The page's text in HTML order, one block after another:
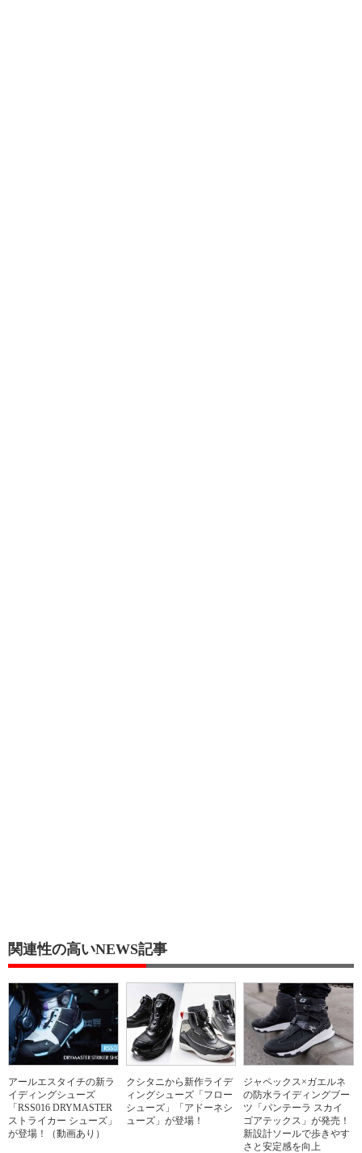
関連性の高いNEWS記事
アールエスタイチの新ラ
イディングシューズ
「RSS016 DRYMASTER
ストライカー シューズ」
が登場！（動画あり）
クシタニから新作ライデ
ィングシューズ「フロー
シューズ」「アドーネシ
ューズ」が登場！
ジャペックス×ガエルネ
の防水ライディングブー
ツ「パンテーラ スカイ
ゴアテックス」が発売！
新設計ソールで歩きやす
さと安定感を向上